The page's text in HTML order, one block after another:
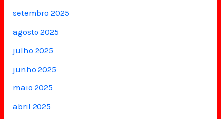
setembro 2025
agosto 2025
julho 2025
junho 2025
maio 2025
abril 2025